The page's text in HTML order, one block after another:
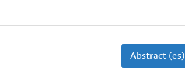
Abstract (es)